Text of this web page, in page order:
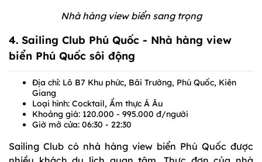
Nhà hàng view biển sang trọng
4. Sailing Club Phú Quốc - Nhà hàng view
biển Phú Quốc sôi động
Địa chỉ: Lô B7 Khu phức, Bãi Trường, Phú Quốc, Kiên
Giang
Loại hình: Cocktail, Ẩm thực Á Âu
Khoảng giá: 120.000 - 995.000 đ/người
Giờ mở cửa: 06:30 - 22:30
Sailing Club có nhà hàng view biển Phú Quốc được